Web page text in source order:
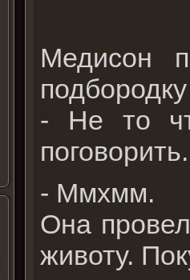
Медисон
- Не то
поговорить.
- Ммхмм.
Она
животу.